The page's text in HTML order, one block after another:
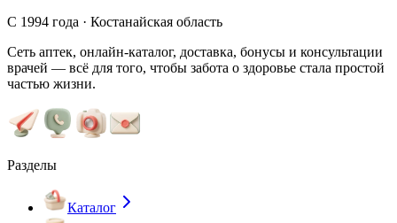
С 1994 года · Костанайская область
Сеть аптек, онлайн-каталог, доставка, бонусы и консультации
врачей — всё для того, чтобы забота о здоровье стала простой
частью жизни.
Разделы
Каталог